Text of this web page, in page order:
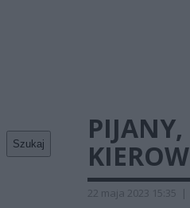
Szukaj
22 maja 2023 15:35 |